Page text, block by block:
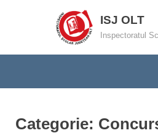
ISJ OLT
Inspectoratul
Categorie: